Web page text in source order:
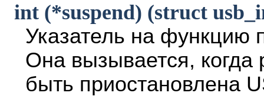
int (*suspend) (struct
Указатель на функцию
Она вызывается, когда
быть приостановлена